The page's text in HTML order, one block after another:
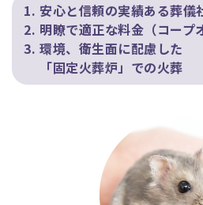
1. 安心と信頼の実績ある葬儀
2. 明瞭で適正な料金（コープ
3. 環境、衛生面に配慮した
「固定火葬炉」での火葬